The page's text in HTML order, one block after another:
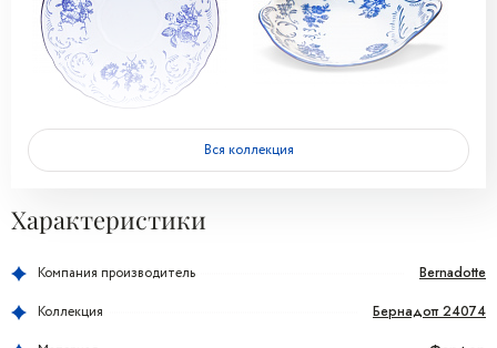
Вся коллекция
Характеристики
Компания производитель Bernadotte
Коллекция Бернадотт 24074